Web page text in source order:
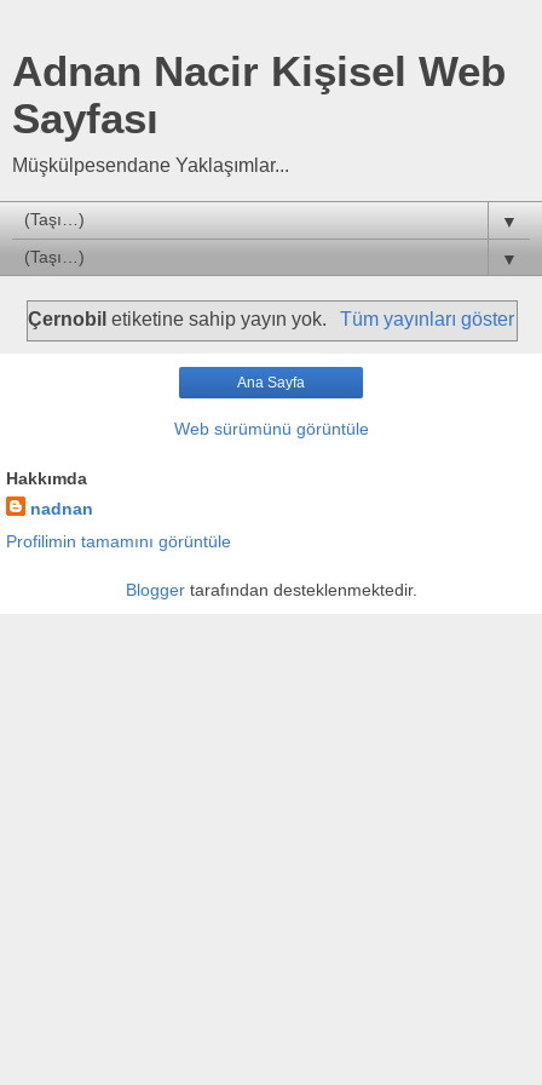
Adnan Nacir Kişisel Web
Sayfası
Müşkülpesendane Yaklaşımlar...
▼
▼
Çernobil etiketine sahip yayın yok. Tüm yayınları göster
Ana Sayfa
Web sürümünü görüntüle
Hakkımda
nadnan
Profilimin tamamını görüntüle
Bloggertarafından desteklenmektedir.